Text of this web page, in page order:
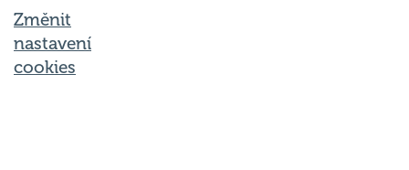
Změnit
nastavení
cookies